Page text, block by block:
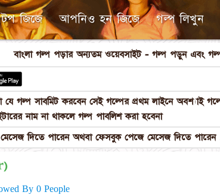
টপ জিজে আপনিও হন জিজে গল্প লিখুন
বাংলা গল্প পড়ার অন্যতম ওয়েবসাইট - গল্প পড়ুন এবং
যে গল্প সাবমিট করবেন সেই গল্পের প্রথম লাইনে অবশ্যাই
নাম না থাকলে গল্প পাবলিশ করা হবেনা
দিতে পারেন অথবা ফেসবুক পেজে মেসেজ দিতে পারেন
By 0 People